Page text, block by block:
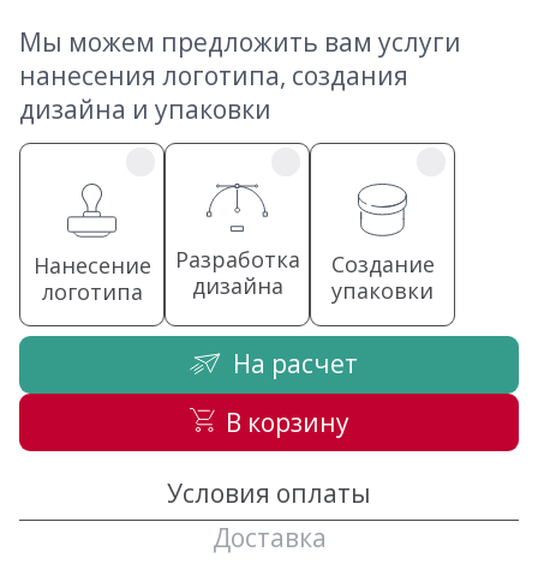
Мы можем предложить вам услуги
нанесения логотипа, создания
дизайна и упаковки
Нанесение
логотипа
Разработка
дизайна
Создание
упаковки
На расчет
В корзину
Условия оплаты
Доставка